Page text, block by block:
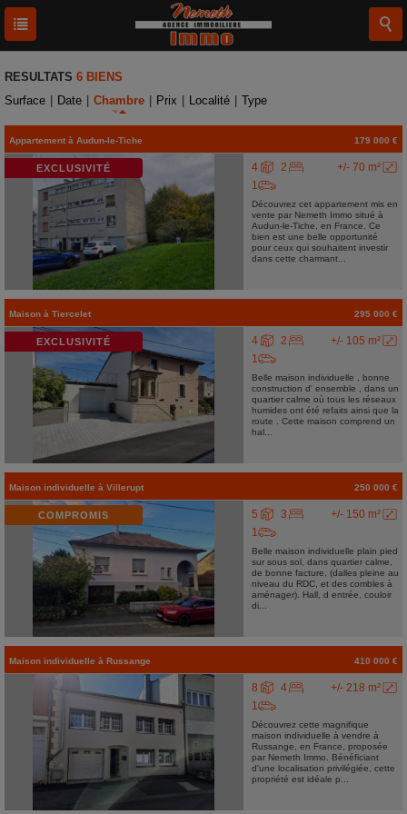
RESULTATS 6 BIENS
Surface
Date Chambre Prix Localité Type
Appartement à Audun-le-Tiche 179 000 €
EXCLUSIVITÉ +/- 70 m²
4
2
1
Découvrez cet appartement mis en
vente par Nemeth Immo situé à
Audun-le-Tiche, en France. Ce
bien est une belle opportunité
pour ceux qui souhaitent investir
dans cette charmant...
Maison à Tiercelet 295 000 €
EXCLUSIVITÉ +/- 105 m²
4
2
1
Belle maison individuelle , bonne
construction d' ensemble , dans un
quartier calme où tous les réseaux
humides ont été refaits ainsi que la
route . Cette maison comprend un
hal...
Maison individuelle à Villerupt 250 000 €
COMPROMIS +/- 150 m²
5
3
1
Belle maison individuelle plain pied
sur sous sol, dans quartier calme,
de bonne facture, (dalles pleine au
niveau du RDC, et des combles à
aménager). Hall, d entrée, couloir
di...
Maison individuelle à Russange 410 000 €
+/- 218 m²
8
4
1
Découvrez cette magnifique
maison individuelle à vendre à
Russange, en France, proposée
par Nemeth Immo. Bénéficiant
d'une localisation privilégiée, cette
propriété est idéale p...